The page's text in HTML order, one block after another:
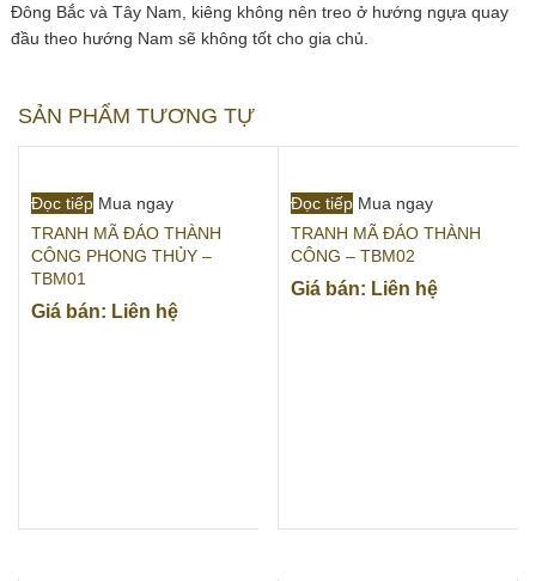
Đông Bắc và Tây Nam, kiêng không nên treo ở hướng ngựa quay
đầu theo hướng Nam sẽ không tốt cho gia chủ.
SẢN PHẨM TƯƠNG TỰ
Đọc tiếp Mua ngay
TRANH MÃ ĐÁO THÀNH
CÔNG PHONG THỦY –
TBM01
Giá bán: Liên hệ
Đọc tiếp Mua ngay
TRANH MÃ ĐÁO THÀNH
CÔNG – TBM02
Giá bán: Liên hệ